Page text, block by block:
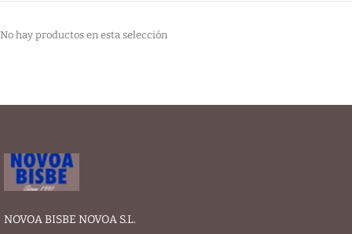
No hay productos en esta selección
NOVOA BISBE NOVOA S.L.